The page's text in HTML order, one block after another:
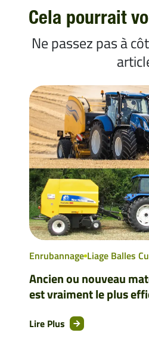
Cela pourrait
Ne passez pas à
Enrubannage Liage Balles
Ancien ou nouveau
est vraiment le plus
Lire Plus